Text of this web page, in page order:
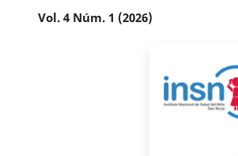
Vol. 4 Núm. 1 (2026)